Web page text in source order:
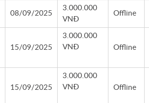
08/09/2025
3.000.000
VNĐ
Offline
15/09/2025
3.000.000
VNĐ
Offline
15/09/2025
3.000.000
VNĐ
Offline